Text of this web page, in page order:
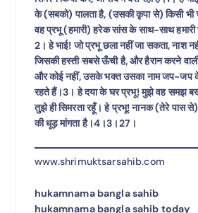
के (सबको) पालता है, (उसकी कृपा से) किसी भी
वह प्रभू (हमारी) हरेक सांस के साथ-साथ
2। हे भाई! जो प्रभू छला नहीं जा सकता, नाश
जिसकी हस्ती सबसे ऊँची है, और हैरान करने
और कोई नहीं, उसके भक्त उसका नाम जप-
रहते हैं।3। हे दया के घर प्रभू! मुझे वह समझ
तुझे ही सिमरता रहूँ। हे प्रभू! नानक (तेरे पास
की धूड़ मांगता है।4।3।27।
www.shrimuktsarsahib.com
hukamnama bangla sahib
hukamnama bangla sahib today